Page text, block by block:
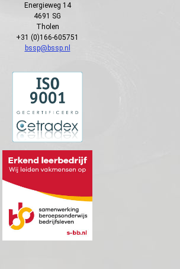
Energieweg 14
4691 SG
Tholen
+31 (0)166-605751
bssp@bssp.nl